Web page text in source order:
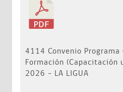
4114 Convenio
Formación (Capacitación
2026 - LA LIGUA